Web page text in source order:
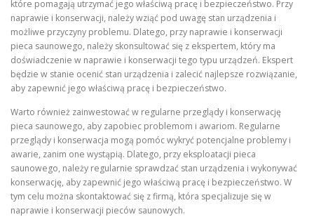
które pomagają utrzymać jego właściwą pracę i bezpieczeństwo. Przy
naprawie i konserwacji, należy wziąć pod uwagę stan urządzenia i
możliwe przyczyny problemu. Dlatego, przy naprawie i konserwacji
pieca saunowego, należy skonsultować się z ekspertem, który ma
doświadczenie w naprawie i konserwacji tego typu urządzeń. Ekspert
będzie w stanie ocenić stan urządzenia i zalecić najlepsze rozwiązanie,
aby zapewnić jego właściwą pracę i bezpieczeństwo.
Warto również zainwestować w regularne przeglądy i konserwację
pieca saunowego, aby zapobiec problemom i awariom. Regularne
przeglądy i konserwacja mogą pomóc wykryć potencjalne problemy i
awarie, zanim one wystąpią. Dlatego, przy eksploatacji pieca
saunowego, należy regularnie sprawdzać stan urządzenia i wykonywać
konserwację, aby zapewnić jego właściwą pracę i bezpieczeństwo. W
tym celu można skontaktować się z firmą, która specjalizuje się w
naprawie i konserwacji pieców saunowych.